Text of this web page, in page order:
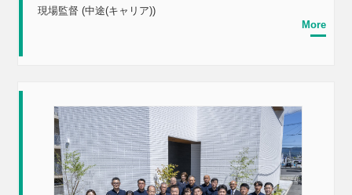
現場監督 (中途(キャリア))
More